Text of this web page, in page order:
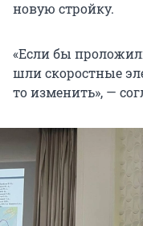
новую стройку.
«Если бы
шли скоростные
то изменить», —